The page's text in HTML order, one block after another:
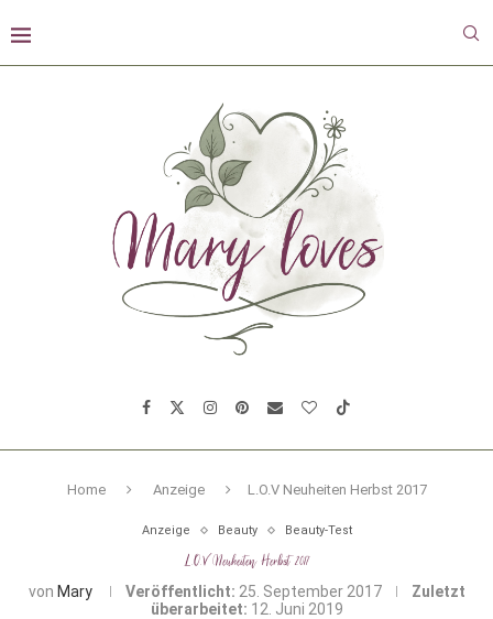
Home Anzeige L.O.V Neuheiten Herbst 2017
Anzeige Beauty Beauty-Test
L.O.V Neuheiten Herbst 2017
von Mary Veröffentlicht: 25. September 2017
Zuletzt
überarbeitet: 12. Juni 2019